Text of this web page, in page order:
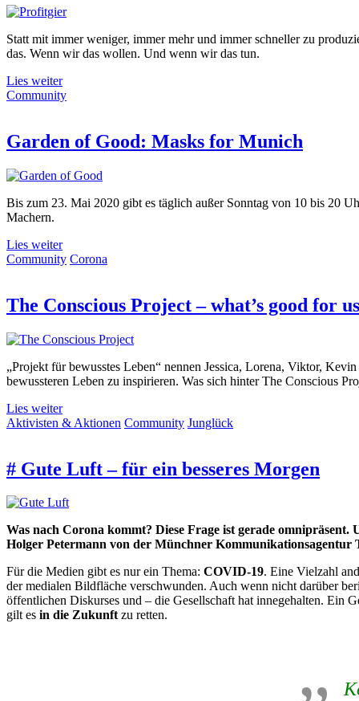
Statt mit immer weniger, immer mehr und immer schneller zu
das. Wenn wir das wollen. Und wenn wir das tun.
Lies weiter
Community
Garden of Good: Masks for Munich
Bis zum 23. Mai 2020 gibt es täglich außer Sonntag von 10 bis 20
Machern.
Lies weiter
Community Corona
The Conscious Project – what’s good for us
„Projekt für bewusstes Leben“ nennen Jessica, Lorena, Viktor,
bewussteren Leben zu inspirieren. Was sich hinter The Conscious
Lies weiter
Aktivisten & Aktionen Community Junglück
# Gute Luft – für ein besseres Morgen
Was nach Corona kommt? Diese Frage ist gerade
Holger Petermann von der Münchner
Für die Medien gibt es nur ein Thema: COVID-19. Eine Vielzahl
der medialen Bildfläche verschwunden. Auch wenn nicht darüber
öffentlichen Diskurses und – die Gesellschaft hat innegehalten. Ein
gilt es in die Zukunftzu retten.